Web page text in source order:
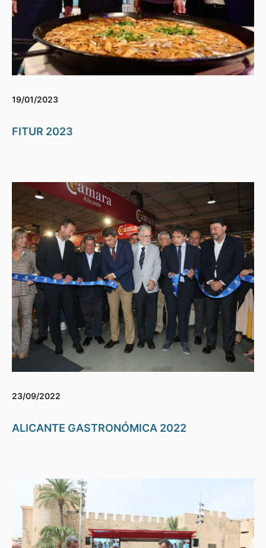
19/01/2023
FITUR 2023
23/09/2022
ALICANTE GASTRONÓMICA 2022